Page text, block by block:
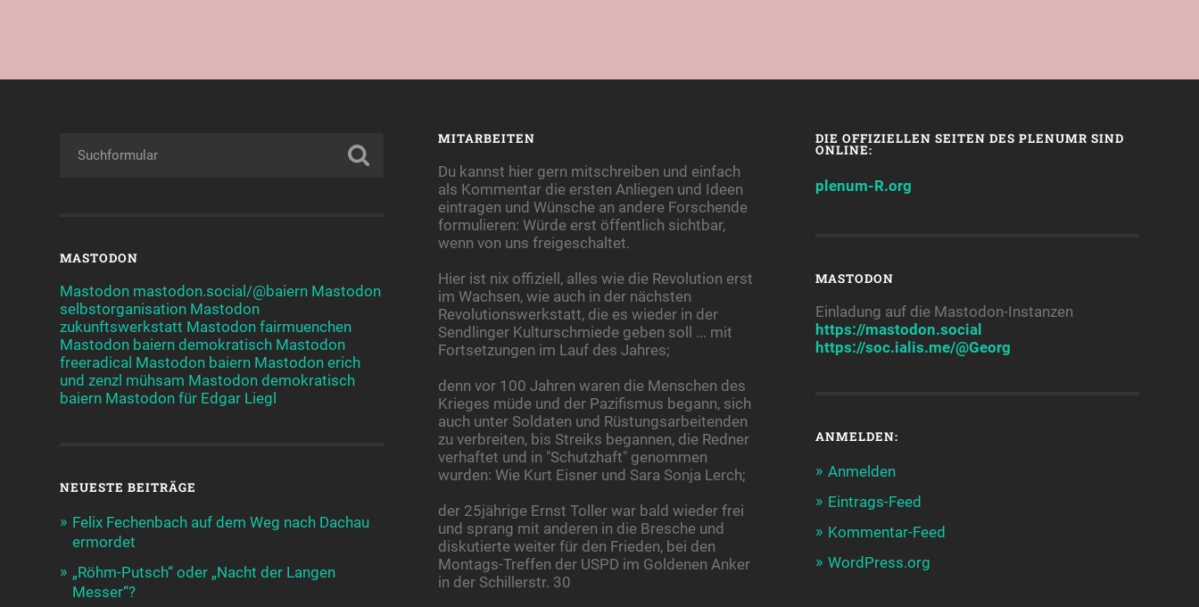
MASTODON
Mastodon mastodon.social/@baiern Mastodon
selbstorganisation Mastodon
zukunftswerkstatt Mastodon fairmuenchen
Mastodon baiern demokratisch Mastodon
freeradical Mastodon baiern Mastodon erich
und zenzl mühsam Mastodon demokratisch
baiern Mastodon für Edgar Liegl
NEUESTE BEITRÄGE
Felix Fechenbach auf dem Weg nach Dachau
ermordet
„Röhm-Putsch“ oder „Nacht der Langen
Messer“?
MITARBEITEN
Du kannst hier gern mitschreiben und einfach
als Kommentar die ersten Anliegen und Ideen
eintragen und Wünsche an andere Forschende
formulieren: Würde erst öffentlich sichtbar,
wenn von uns freigeschaltet.
Hier ist nix offiziell, alles wie die Revolution erst
im Wachsen, wie auch in der nächsten
Revolutionswerkstatt, die es wieder in der
Sendlinger Kulturschmiede geben soll ... mit
Fortsetzungen im Lauf des Jahres;
denn vor 100 Jahren waren die Menschen des
Krieges müde und der Pazifismus begann, sich
auch unter Soldaten und Rüstungsarbeitenden
zu verbreiten, bis Streiks begannen, die Redner
verhaftet und in "Schutzhaft" genommen
wurden: Wie Kurt Eisner und Sara Sonja Lerch;
der 25jährige Ernst Toller war bald wieder frei
und sprang mit anderen in die Bresche und
diskutierte weiter für den Frieden, bei den
Montags-Treffen der USPD im Goldenen Anker
in der Schillerstr. 30
DIE OFFIZIELLEN SEITEN DES PLENUMR SIND
ONLINE:
plenum-R.org
MASTODON
Einladung auf die Mastodon-Instanzen
https://mastodon.social
https://soc.ialis.me/@Georg
ANMELDEN:
Anmelden
Eintrags-Feed
Kommentar-Feed
WordPress.org